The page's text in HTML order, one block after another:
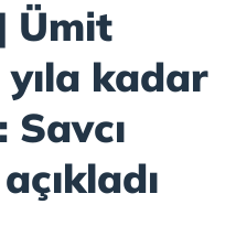
Ümit
kadar